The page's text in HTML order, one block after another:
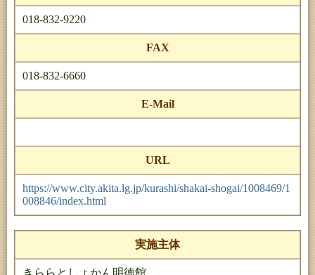
018-832-9220
FAX
018-832-6660
E-Mail
URL
https://www.city.akita.lg.jp/kurashi/shakai-shogai/1008469/1
008846/index.html
実施主体
きららとしょかん明徳館